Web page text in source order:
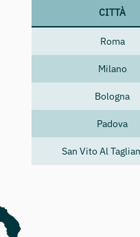
CITTÀ
Roma
Milano
Bologna
Padova
San Vito Al